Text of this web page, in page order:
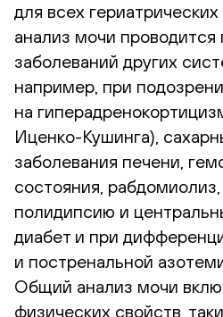
для всех
анализ мочи проводится
заболеваний других
например, при
на
Иценко-Кушинга),
заболевания печени,
состояния,
полидипсию и
диабет и при
и постренальной
Общий анализ мочи
физических свойств,